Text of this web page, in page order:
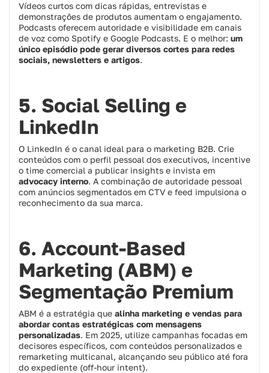
Vídeos curtos com dicas rápidas, entrevistas e
demonstrações de produtos aumentam o engajamento.
Podcasts oferecem autoridade e visibilidade em canais
de voz como Spotify e Google Podcasts. E o melhor: um
único episódio pode gerar diversos cortes para redes
sociais, newsletters e artigos.
5. Social Selling e
LinkedIn
O LinkedIn é o canal ideal para o marketing B2B. Crie
conteúdos com o perfil pessoal dos executivos, incentive
o time comercial a publicar insights e invista em
advocacy interno. A combinação de autoridade pessoal
com anúncios segmentados em CTV e feed impulsiona o
reconhecimento da sua marca.
6. Account‑Based
Marketing (ABM) e
Segmentação Premium
ABM é a estratégia que alinha marketing e vendas para
abordar contas estratégicas com mensagens
personalizadas. Em 2025, utilize campanhas focadas em
decisores específicos, com conteúdos personalizados e
remarketing multicanal, alcançando seu público até fora
do expediente (off-hour intent).